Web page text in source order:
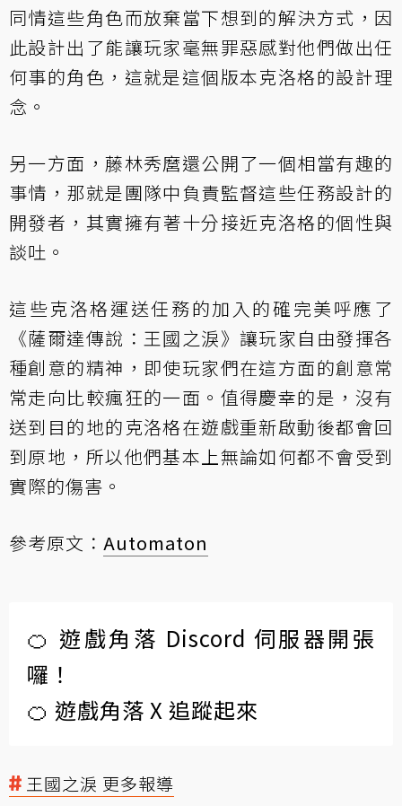
同情這些角色而放棄當下想到的解決方式，因
此設計出了能讓玩家毫無罪惡感對他們做出任
何事的角色，這就是這個版本克洛格的設計理
念。
另一方面，藤林秀麿還公開了一個相當有趣的
事情，那就是團隊中負責監督這些任務設計的
開發者，其實擁有著十分接近克洛格的個性與
談吐。
這些克洛格運送任務的加入的確完美呼應了
《薩爾達傳說：王國之淚》讓玩家自由發揮各
種創意的精神，即使玩家們在這方面的創意常
常走向比較瘋狂的一面。值得慶幸的是，沒有
送到目的地的克洛格在遊戲重新啟動後都會回
到原地，所以他們基本上無論如何都不會受到
實際的傷害。
參考原文： Automaton
🍊 遊戲角落 Discord 伺服器開張
囉！
🍊 遊戲角落 X 追蹤起來
王國之淚 更多報導